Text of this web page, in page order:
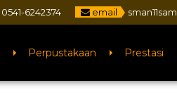
0541-6242374 email
Perpustakaan Prestasi